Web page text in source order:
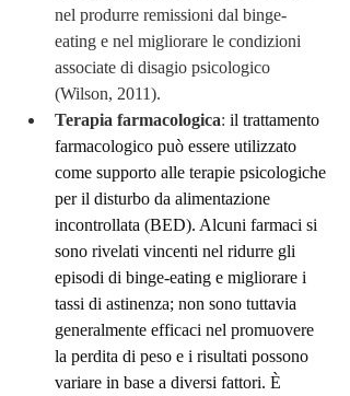
nel produrre remissioni dal binge-
eating e nel migliorare le condizioni
associate di disagio psicologico
(Wilson, 2011).
Terapia farmacologica: il trattamento
farmacologico può essere utilizzato
come supporto alle terapie psicologiche
per il disturbo da alimentazione
incontrollata (BED). Alcuni farmaci si
sono rivelati vincenti nel ridurre gli
episodi di binge-eating e migliorare i
tassi di astinenza; non sono tuttavia
generalmente efficaci nel promuovere
la perdita di peso e i risultati possono
variare in base a diversi fattori. È